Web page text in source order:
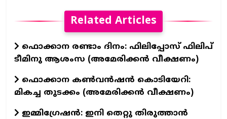
Related Articles
ഫൊക്കാന രണ്ടാം ദിനം: ഫിലിപ്പോസ് ഫിലിപ്
ടീമിനു ആശംസ (അമേരിക്കൻ വീക്ഷണം)
ഫൊക്കാന കൺവൻഷൻ കൊടിയേറി:
മികച്ച തുടക്കം (അമേരിക്കൻ വീക്ഷണം)
ഇമ്മിഗ്രേഷൻ: ഇനി തെറ്റു തിരുത്താൻ